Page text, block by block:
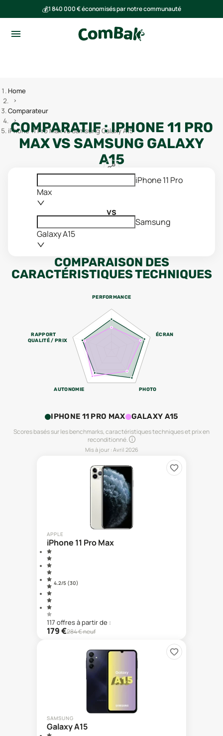
💰1 840 000 € économisés par notre communauté
Home
Comparateur
iPhone 11 Pro Max vs Samsung Galaxy A15
COMPARATIF :IPHONE 11 PRO
MAXVS SAMSUNG GALAXY
A15
iPhone 11 Pro
Max
vs
Samsung
Galaxy A15
COMPARAISON DES
CARACTÉRISTIQUES TECHNIQUES
PERFORMANCE
ÉCRAN
PHOTO
AUTONOMIE
RAPPORT
QUALITÉ / PRIX
IPHONE 11 PRO MAX GALAXY A15
Scores basés sur les benchmarks, caractéristiques techniques et prix en
reconditionné.
Mis à jour : Avril 2026
APPLE
iPhone 11 Pro Max
4.2/5 (30)
117 offresà partir de :
179€284€ neuf
SAMSUNG
Galaxy A15